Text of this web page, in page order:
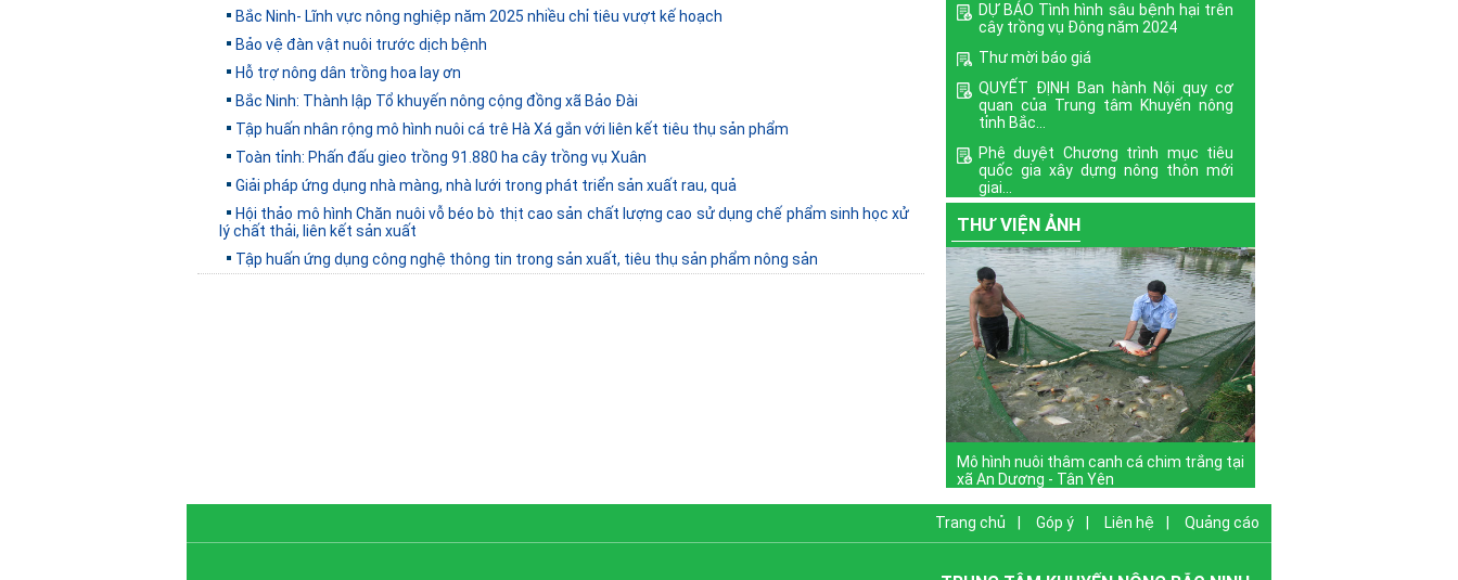
Bắc Ninh- Lĩnh vực nông nghiệp năm 2025 nhiều chỉ tiêu vượt kế hoạch
Bảo vệ đàn vật nuôi trước dịch bệnh
Hỗ trợ nông dân trồng hoa lay ơn
Bắc Ninh: Thành lập Tổ khuyến nông cộng đồng xã Bảo Đài
Tập huấn nhân rộng mô hình nuôi cá trê Hà Xá gắn với liên kết tiêu thụ sản phẩm
Toàn tỉnh: Phấn đấu gieo trồng 91.880 ha cây trồng vụ Xuân
Giải pháp ứng dụng nhà màng, nhà lưới trong phát triển sản xuất rau, quả
Hội thảo mô hình Chăn nuôi vỗ béo bò thịt cao sản chất lượng cao sử dụng chế phẩm sinh học xử
lý chất thải, liên kết sản xuất
Tập huấn ứng dụng công nghệ thông tin trong sản xuất, tiêu thụ sản phẩm nông sản
DỰ BÁO Tình hình sâu bệnh hại trên
cây trồng vụ Đông năm 2024
Thư mời báo giá
QUYẾT ĐỊNH Ban hành Nội quy cơ
quan của Trung tâm Khuyến nông
tỉnh Bắc...
Phê duyệt Chương trình mục tiêu
quốc gia xây dựng nông thôn mới
giai...
Định hướng nội dung phổ biến giáo
dục pháp luật quý III năm 2022
Xem thêm
THƯ VIỆN ẢNH
Mô hình nuôi thâm canh cá chim trắng tại
xã An Dương - Tân Yên
Trang chủ Góp ý Liên hệ Quảng cáo